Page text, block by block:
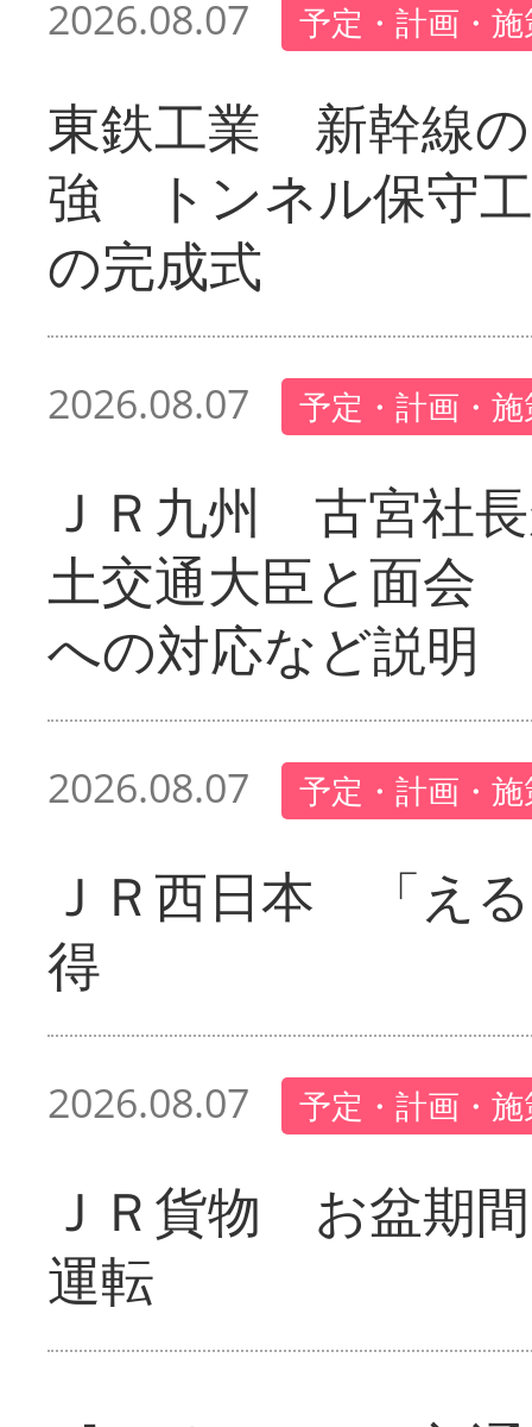
2026.08.07 予定・計画・
東鉄工業 新幹線
強 トンネル保守
の完成式
2026.08.07 予定・計画・
ＪＲ九州 古宮社
土交通大臣と面会
への対応など説明
2026.08.07 予定・計画・
ＪＲ西日本 「え
得
2026.08.07 予定・計画・
ＪＲ貨物 お盆期
運転